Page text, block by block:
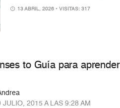
13 ABRIL, 2026 • VISITAS: 317
to Guía para
JULIO, 2015 A LAS 9:28 AM